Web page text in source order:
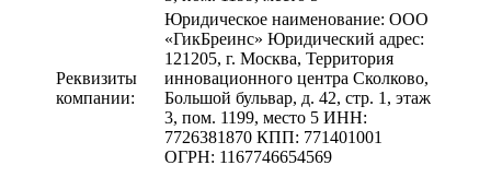
Реквизиты
компании:
Юридическое наименование: ООО
«ГикБреинс» Юридический адрес:
121205, г. Москва, Территория
инновационного центра Сколково,
Большой бульвар, д. 42, стр. 1, этаж
3, пом. 1199, место 5 ИНН:
7726381870 КПП: 771401001
ОГРН: 1167746654569